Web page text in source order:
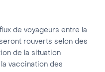
de voyageurs entre la
rouverts selon des
de la situation
vaccination des